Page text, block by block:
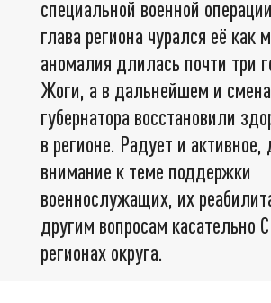
специальной военной
глава региона чурался её как
аномалия длилась почти три
Жоги, а в дальнейшем и смена
губернатора восстановили
в регионе. Радует и активное,
внимание к теме поддержки
военнослужащих, их
другим вопросам касательно
регионах округа.